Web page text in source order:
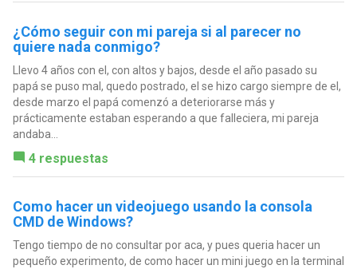
¿Cómo seguir con mi pareja si al parecer no
quiere nada conmigo?
Llevo 4 años con el, con altos y bajos, desde el año pasado su
papá se puso mal, quedo postrado, el se hizo cargo siempre de el,
desde marzo el papá comenzó a deteriorarse más y
prácticamente estaban esperando a que falleciera, mi pareja
andaba...
4 respuestas
Como hacer un videojuego usando la consola
CMD de Windows?
Tengo tiempo de no consultar por aca, y pues queria hacer un
pequeño experimento, de como hacer un mini juego en la terminal